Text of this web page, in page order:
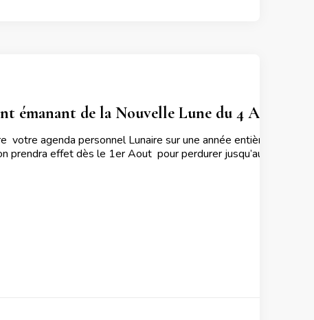
émanant de la Nouvelle Lune du 4 Aout
agenda personnel Lunaire sur une année entière contacte
effet dès le 1er Aout pour perdurer jusqu’au 7 de ce m